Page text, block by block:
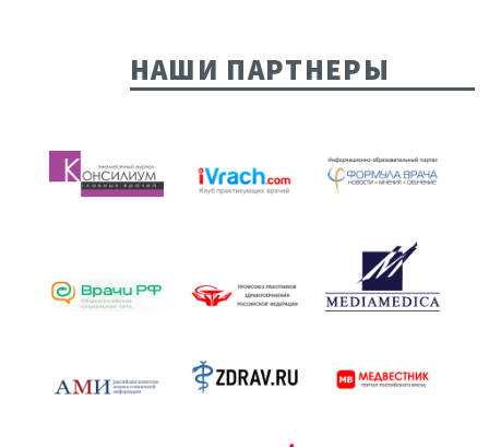
НАШИ ПАРТНЕРЫ